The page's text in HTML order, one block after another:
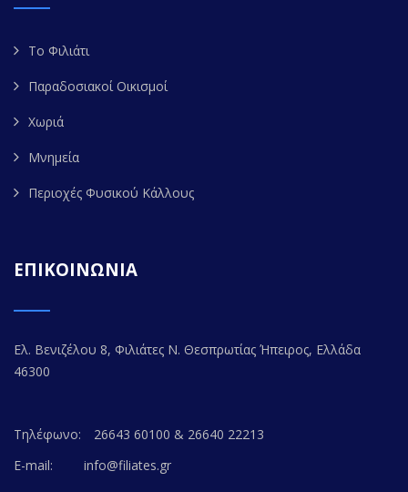
Το Φιλιάτι
Παραδοσιακοί Οικισμοί
Χωριά
Μνημεία
Περιοχές Φυσικού Κάλλους
ΕΠΙΚΟΙΝΩΝΙΑ
Ελ. Βενιζέλου 8, Φιλιάτες Ν. Θεσπρωτίας Ήπειρος, Ελλάδα
46300
Τηλέφωνο:
26643 60100 & 26640 22213
E-mail:
info@filiates.gr